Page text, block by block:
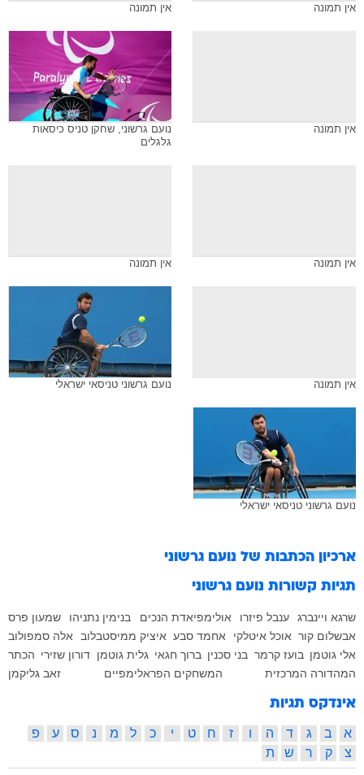
אין תמונה אין תמונה
אין תמונה
נועם גרשוני, שחקן טניס כיסאות
גלגלים
אין תמונה אין תמונה
אין תמונה נועם גרשוני טניסאי ישראלי
נועם גרשוני טניסאי ישראלי
ארכיון הכתבות של נועם גרשוני
תגיות קשורות נועם גרשוני
שרגא ויינברג ענבל פיזרו אולימפיאדת הנכים בנימין נתניהו
שמעון פרס
אבשלום קור אוכל איטלקי אחמד סבע איציק ממיסטבלוב אלה סמפולוב
אלי גוטמן בועז קרמר בני סכנין ברוך חגאי גלית גוטמן דורון שזירי הכתר
המהדורה המרכזית
המשחקים הפראלימפיים זאב גליקמן
אינדקס תגיות
א ב ג ד ה ו ז ח ט י כ ל מ נ ס ע
פ
צ
ק ר ש ת